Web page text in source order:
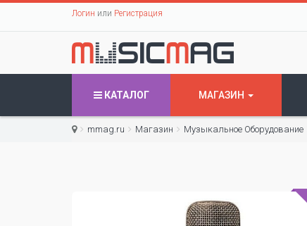
Логин или Регистрация
КАТАЛОГ МАГАЗИН
mmag.ru Магазин Музыкальное Оборудование